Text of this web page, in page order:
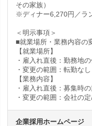
その家族）
※ディナー6,270円／ラ
＜明示事項＞
■就業場所・業務内容の
【就業場所】
・雇入れ直後：勤務地
・変更の範囲：転勤なし
【業務内容】
・雇入れ直後：募集時
・変更の範囲：会社の
企業採用ホームページ